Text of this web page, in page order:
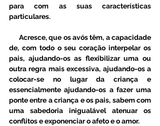
para com as suas características
particulares.
de, com todo o seu coração interpelar os
pais, ajudando-os as flexibilizar uma ou
outra regra mais excessiva, ajudando-os a
colocar-se no lugar da criança e
essencialmente ajudando-os a fazer uma
ponte entre a criança e os pais, sabem com
uma sabedoria inigualável atenuar os
conflitos e exponenciar o afeto e o amor.